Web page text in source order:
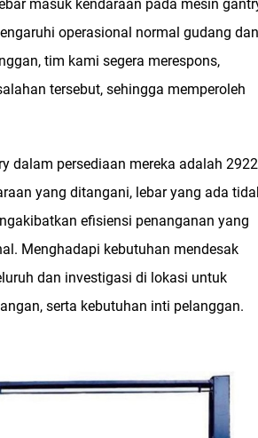
masuk kendaraan pada mesin
operasional normal gudang dan
tim kami segera merespons,
tersebut, sehingga memperoleh
dalam persediaan mereka adalah 2922
yang ditangani, lebar yang ada
efisiensi penanganan yang
Menghadapi kebutuhan mendesak
dan investigasi di lokasi untuk
serta kebutuhan inti pelanggan.